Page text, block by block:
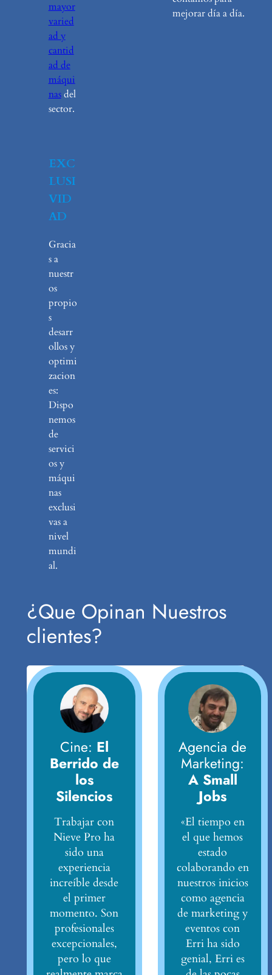
mayor
varied
ad y
cantid
ad de
máqui
nasdel
sector.
EXC
LUSI
VID
AD
Gracia
s a
nuestr
os
propio
s
desarr
ollos y
optimi
zacion
es:
Dispo
nemos
de
servici
os y
máqui
nas
exclusi
vas a
nivel
mundi
al.
mejorar día a día.
¿Que Opinan Nuestros
clientes?
Cine: El
Berrido de
los
Silencios
Trabajar con
Nieve Pro ha
sido una
experiencia
increíble desde
el primer
momento. Son
profesionales
excepcionales,
pero lo que
Agencia de
Marketing:
A Small
Jobs
«El tiempo en
el que hemos
estado
colaborando en
nuestros inicios
como agencia
de marketing y
eventos con
Erri ha sido
genial, Erri es